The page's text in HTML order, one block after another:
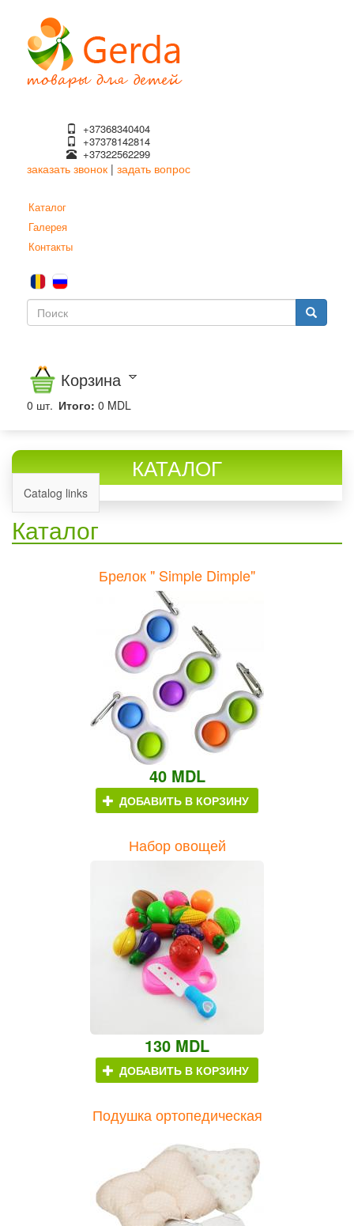
основному
содержанию
+37368340404
+37378142814
+37322562299
заказать звонок | задать вопрос
Каталог
Галерея
Контакты
Форма
Корзина
0 шт. Итого: 0 MDL
КАТАЛОГ
Catalog links
Каталог
Брелок " Simple Dimple"
40 MDL
ДОБАВИТЬ В КОРЗИНУ
Набор овощей
130 MDL
ДОБАВИТЬ В КОРЗИНУ
Подушка ортопедическая